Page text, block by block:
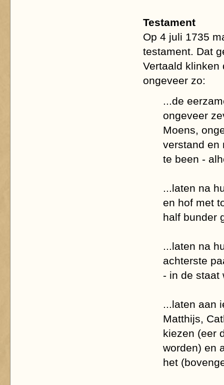
Testament
Op 4 juli 1735
testament. Dat
Vertaald klinken
ongeveer zo:
...de
ongeveer
Moens,
verstand en
te been -
...laten na
en hof met
half bunder
...laten na
achterste
- in de staat
...laten aan
Matthijs,
kiezen (eer
worden) en
het